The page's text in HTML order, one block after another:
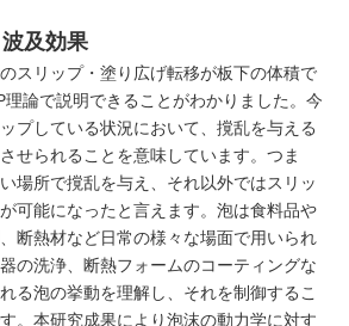
及効果
スリップ・塗り広げ転移が板下の体積で
論で説明できることがわかりました。今
プしている状況において、撹乱を与える
せられることを意味しています。つま
場所で撹乱を与え、それ以外ではスリッ
可能になったと言えます。泡は食料品や
断熱材など日常の様々な場面で用いられ
の洗浄、断熱フォームのコーティングな
る泡の挙動を理解し、それを制御するこ
。本研究成果により泡沫の動力学に対す